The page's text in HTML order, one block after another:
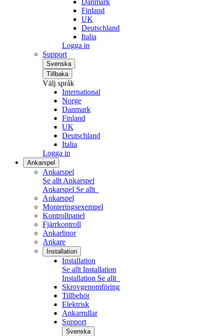
Danmark
Finland
UK
Deutschland
Italia
Logga in
Support
Svenska
Tillbaka
Välj språk
International
Norge
Danmark
Finland
UK
Deutschland
Italia
Logga in
Ankarspel
Ankarspel
Se allt Ankarspel
Ankarspel Se allt
Ankarspel
Monteringsexempel
Kontrollpanel
Fjärrkontroll
Ankarlinor
Ankare
Installation
Installation
Se allt Installation
Installation Se allt
Skrovgenomföring
Tillbehör
Elektrisk
Ankarrullar
Support
Svenska